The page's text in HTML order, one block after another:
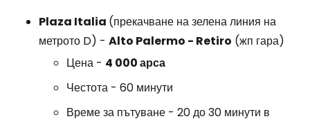
Plaza Italia (прекачване на зелена линия на
метрото D) - Alto Palermo - Retiro (жп гара)
Цена - 4 000 арса
Честота - 60 минути
Време за пътуване - 20 до 30 минути в